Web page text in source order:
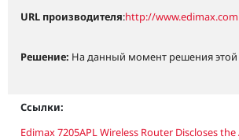
URL производителя:http://
Решение: На данный момент решения
Ссылки:
Edimax 7205APL Wireless Router Discloses